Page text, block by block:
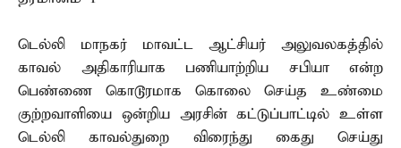
டெல்லி மாநகர் மாவட்ட ஆட்சியர் அலுவலகத்தில்
காவல் அதிகாரியாக பணியாற்றிய சபியா என்ற
பெண்ணை கொடூரமாக கொலை செய்த உண்மை
குற்றவாளியை ஒன்றிய அரசின் கட்டுப்பாட்டில் உள்ள
டெல்லி காவல்துறை விரைந்து கைது செய்து